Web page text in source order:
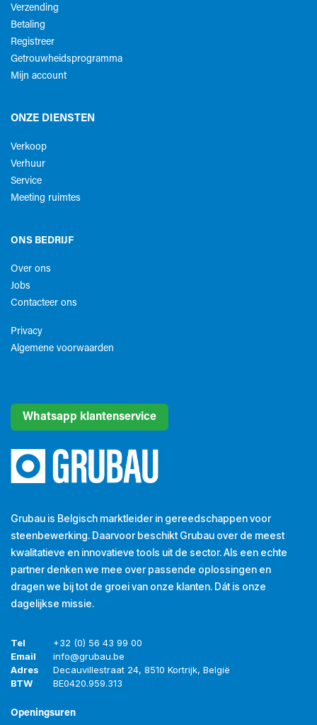
Verzending
Betaling
Registreer
Getrouwheidsprogramma
Mijn account
ONZE DIENSTEN
Verkoop
Verhuur
Service
Meeting ruimtes
ONS BEDRIJF
Over ons
Jobs
Contacteer ons
Privacy
Algemene voorwaarden​
Whatsapp klantenservice
Grubau is Belgisch marktleider in gereedschappen voor
steenbewerking. Daarvoor beschikt Grubau over de meest
kwalitatieve en innovatieve tools uit de sector. Als een echte
partner denken we mee over passende oplossingen en
dragen we bij tot de groei van onze klanten. Dát is onze
dagelijkse missie.
Tel
+32 (0) 56 43 99 00
Email
info@grubau.be
Adres
Decauvillestraat 24, 8510 Kortrijk, België
BTW
BE0420.959.313
Openingsuren